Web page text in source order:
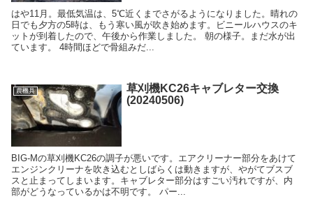
はや11月。最低気温は、5℃近くまでさがるようになりました。晴れの
日でも夕方の5時は、もう寒い風が吹き始めます。ビニールハウスのキ
ットが到着したので、午後から作業しました。 朝の様子。まだ水が出
ています。 4時間ほどで骨組みだ...
農機具
草刈機KC26キャブレター交換
(20240506)
BIG-Mの草刈機KC26の調子が悪いです。エアクリーナー部分をあけて
エンジンクリーナを吹き込むとしばらくは動きますが、やがてブスブ
スと止まってしまいます。キャブレター部分はすごい汚れですが、内
部がどうなっているかは不明です。 パー...